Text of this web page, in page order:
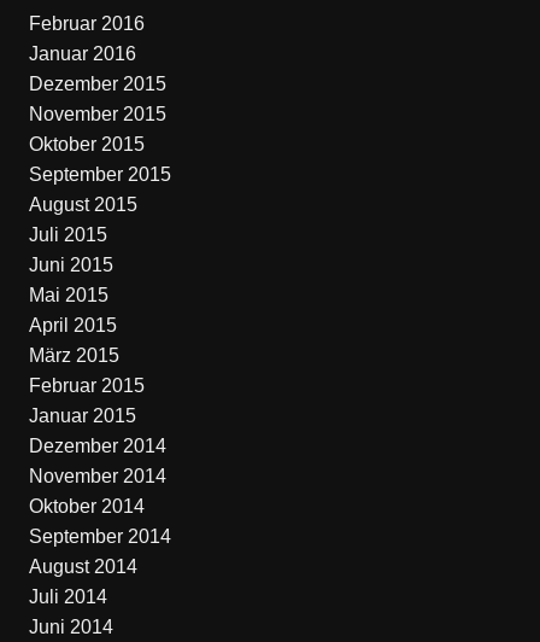
Februar 2016
Januar 2016
Dezember 2015
November 2015
Oktober 2015
September 2015
August 2015
Juli 2015
Juni 2015
Mai 2015
April 2015
März 2015
Februar 2015
Januar 2015
Dezember 2014
November 2014
Oktober 2014
September 2014
August 2014
Juli 2014
Juni 2014